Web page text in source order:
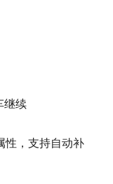
继续
性，支持自动补